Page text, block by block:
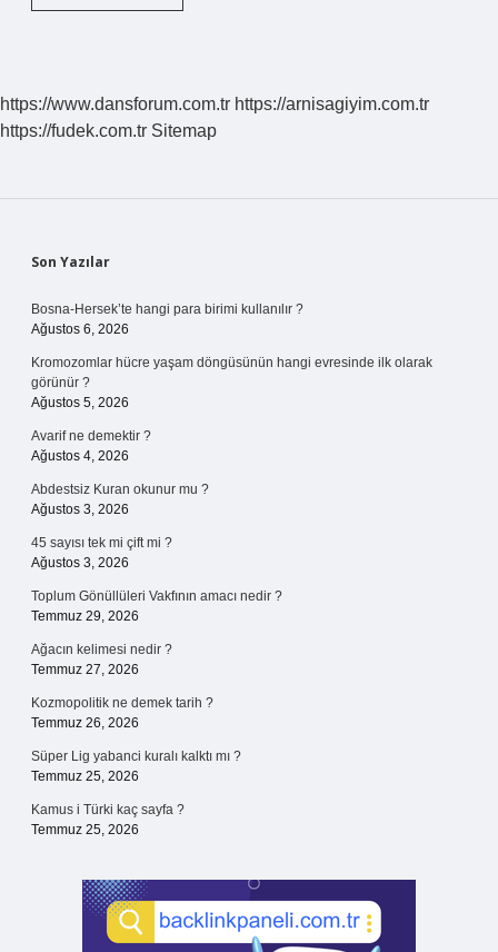
Bilimler
https://www.dansforum.com.tr https://arnisagiyim.com.tr
https://fudek.com.tr Sitemap
Sidebar
Son Yazılar
Bosna-Hersek’te hangi para birimi kullanılır ?
Ağustos 6, 2026
Kromozomlar hücre yaşam döngüsünün hangi evresinde ilk olarak
görünür ?
Ağustos 5, 2026
Avarif ne demektir ?
Ağustos 4, 2026
Abdestsiz Kuran okunur mu ?
Ağustos 3, 2026
45 sayısı tek mi çift mi ?
Ağustos 3, 2026
Toplum Gönüllüleri Vakfının amacı nedir ?
Temmuz 29, 2026
Ağacın kelimesi nedir ?
Temmuz 27, 2026
Kozmopolitik ne demek tarih ?
Temmuz 26, 2026
Süper Lig yabanci kuralı kalktı mı ?
Temmuz 25, 2026
Kamus i Türki kaç sayfa ?
Temmuz 25, 2026